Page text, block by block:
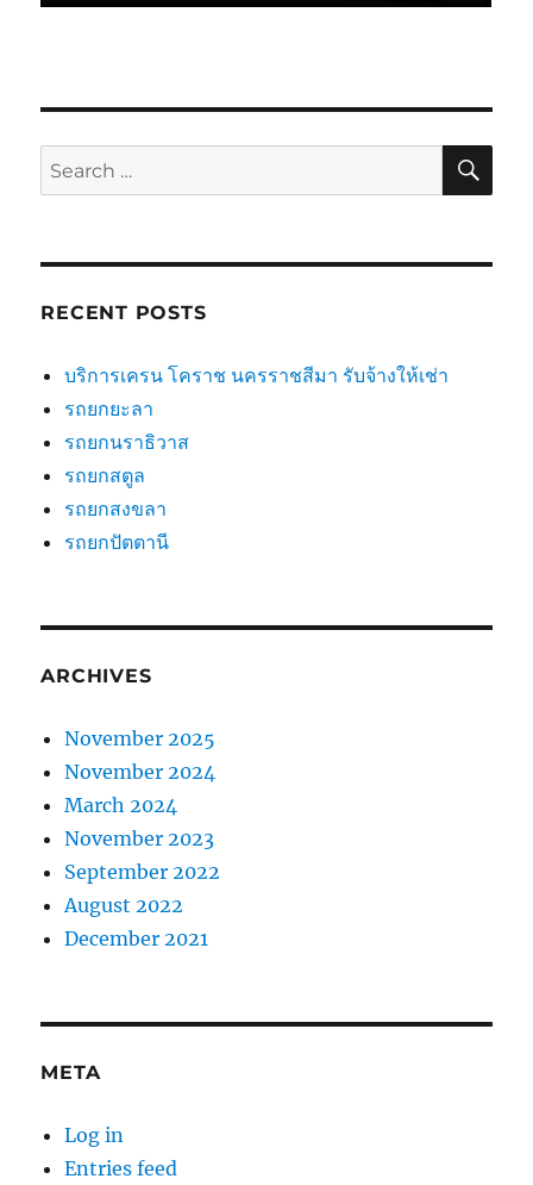
Search
for:
RECENT POSTS
บริการเครน โคราช นครราชสีมา รับจ้างให้เช่า
รถยกยะลา
รถยกนราธิวาส
รถยกสตูล
รถยกสงขลา
รถยกปัตตานี
ARCHIVES
November 2025
November 2024
March 2024
November 2023
September 2022
August 2022
December 2021
META
Log in
Entries feed